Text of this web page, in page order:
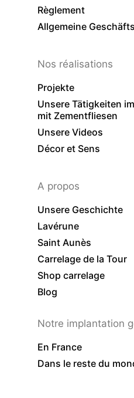
Règlement
Allgemeine
Nos réalisations
Projekte
Unsere Tätigkeiten
mit Zementfliesen
Unsere Videos
Décor et Sens
A propos
Unsere Geschichte
Lavérune
Saint Aunès
Carrelage de la Tour
Shop carrelage
Blog
Notre implantation
En France
Dans le reste du